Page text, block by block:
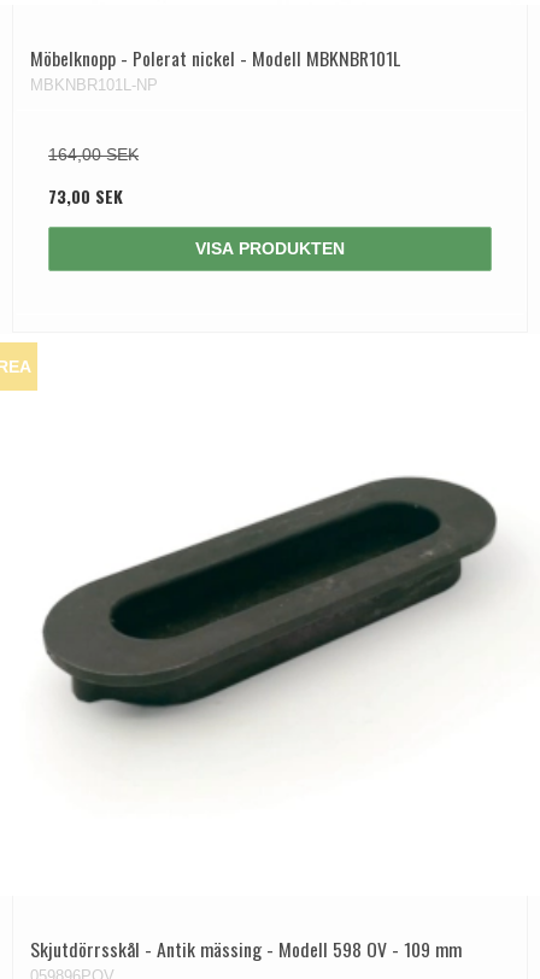
Möbelknopp - Polerat nickel - Modell MBKNBR101L
MBKNBR101L-NP
164,00 SEK
73,00 SEK
VISA PRODUKTEN
Skjutdörrsskål - Antik mässing - Modell 598 OV - 109 mm